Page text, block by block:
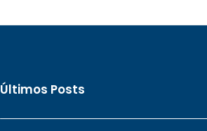
Últimos Posts